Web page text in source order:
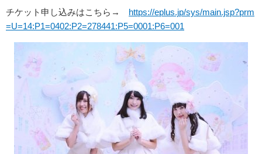
チケット申し込みはこちら→ https://eplus.jp/sys/main.jsp?prm
=U=14:P1=0402:P2=278441:P5=0001:P6=001